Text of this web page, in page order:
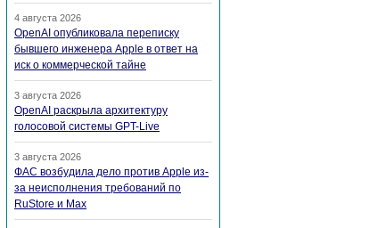
4 августа 2026
OpenAI опубликовала переписку
бывшего инженера Apple в ответ на
иск о коммерческой тайне
3 августа 2026
OpenAI раскрыла архитектуру
голосовой системы GPT-Live
3 августа 2026
ФАС возбудила дело против Apple из-
за неисполнения требований по
RuStore и Max